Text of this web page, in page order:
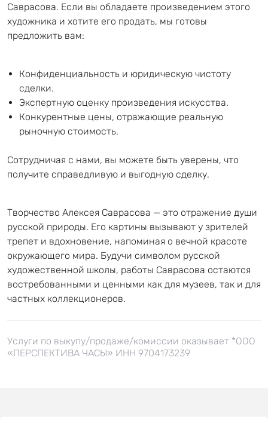
Саврасова. Если вы обладаете произведением этого
художника и хотите его продать, мы готовы
предложить вам:
Конфиденциальность и юридическую чистоту
сделки.
Экспертную оценку произведения искусства.
Конкурентные цены, отражающие реальную
рыночную стоимость.
Сотрудничая с нами, вы можете быть уверены, что
получите справедливую и выгодную сделку.
Творчество Алексея Саврасова — это отражение души
русской природы. Его картины вызывают у зрителей
трепет и вдохновение, напоминая о вечной красоте
окружающего мира. Будучи символом русской
художественной школы, работы Саврасова остаются
востребованными и ценными как для музеев, так и для
частных коллекционеров.
Услуги по выкупу/продаже/комиссии оказывает *ООО
«ПЕРСПЕКТИВА ЧАСЫ» ИНН 9704173239